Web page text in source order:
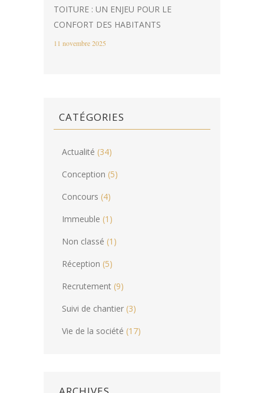
TOITURE : UN ENJEU POUR LE
CONFORT DES HABITANTS
11 novembre 2025
CATÉGORIES
Actualité (34)
Conception (5)
Concours (4)
Immeuble (1)
Non classé (1)
Réception (5)
Recrutement (9)
Suivi de chantier (3)
Vie de la société (17)